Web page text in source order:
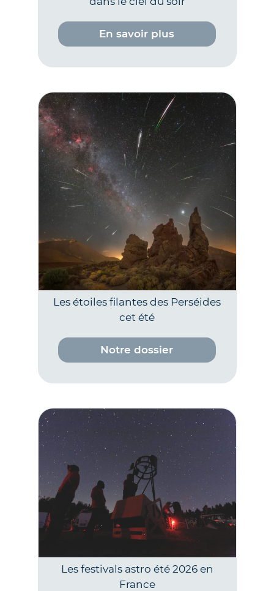
En savoir plus
Les étoiles filantes des Perséides
cet été
Notre dossier
Les festivals astro été 2026 en
France